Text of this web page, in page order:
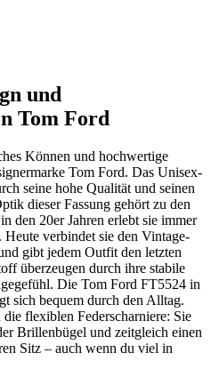
und
Tom Ford
Können und hochwertige
Tom Ford. Das Unisex-
seine hohe Qualität und seinen
dieser Fassung gehört zu den
den 20er Jahren erlebt sie immer
verbindet sie den Vintage-
gibt jedem Outfit den letzten
überzeugen durch ihre stabile
Die Tom Ford FT5524 in
sich bequem durch den Alltag.
flexiblen Federscharniere: Sie
Brillenbügel und zeitgleich einen
Sitz – auch wenn du viel in